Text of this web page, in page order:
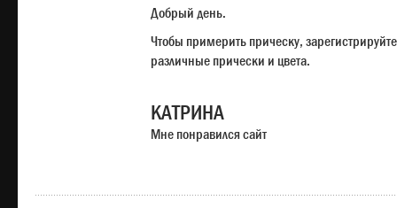
Добрый день.
Чтобы примерить прическу,
различные прически и цвета.
КАТРИНА
Мне понравился сайт